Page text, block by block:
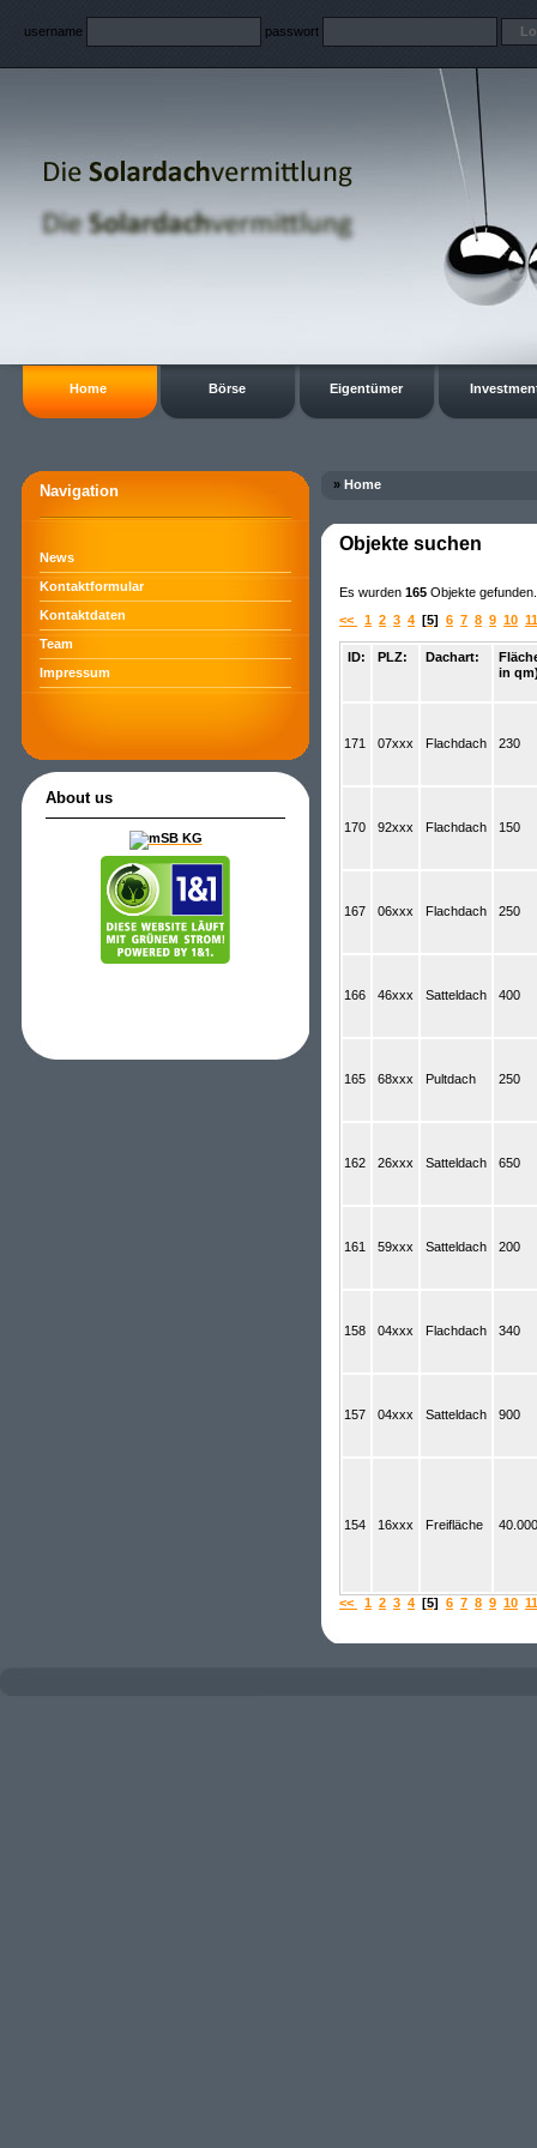
username passwort
Home Börse Eigentümer
Navigation
News
Kontaktformular
Kontaktdaten
Team
Impressum
About us
» Home
Objekte suchen
Es wurden 165 Objekte
<<
1 2 3 4 [5] 6 7 8 9 10 11
ID: PLZ: Dachart:
in
171 07xxx Flachdach 230
170 92xxx Flachdach 150
167 06xxx Flachdach 250
166 46xxx Satteldach 400
165 68xxx Pultdach 250
162 26xxx Satteldach 650
161 59xxx Satteldach 200
158 04xxx Flachdach 340
157 04xxx Satteldach 900
154 16xxx Freifläche 40.000
<< 1 2 3 4 [5] 6 7 8 9 10 11